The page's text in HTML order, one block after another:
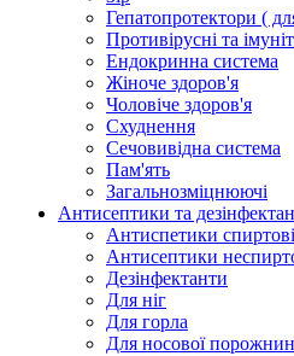
Гепатопротектори (
Противірусні та
Ендокринна система
Жіноче здоров'я
Чоловіче здоров'я
Схуднення
Сечовивідна система
Пам'ять
Загальнозміцнюючі
Антисептики та
Антиспетики спиртові
Антисептики
Дезінфектанти
Для ніг
Для горла
Для носової